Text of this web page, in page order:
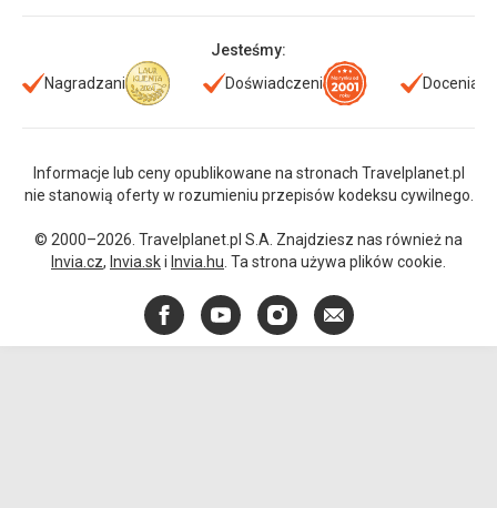
Jesteśmy:
Nagradzani
Doświadczeni Doceniani
Informacje lub ceny opublikowane na stronach Travelplanet.pl
nie stanowią oferty w rozumieniu przepisów kodeksu cywilnego.
© 2000–2026. Travelplanet.pl S.A. Znajdziesz nas również na
Invia.cz, Invia.ski Invia.hu . Ta strona używa plików cookie.
FacebookYouTubeInstagram
E-
mail